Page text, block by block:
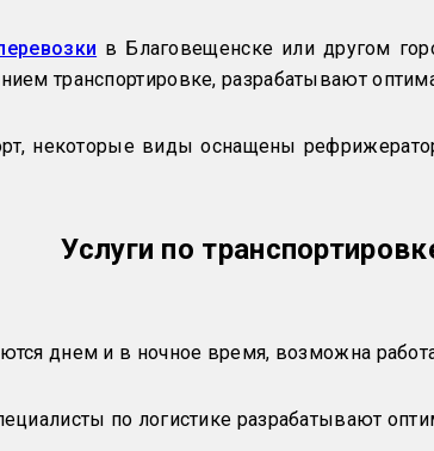
в Благовещенске или другом
транспортировке, разрабатывают
некоторые виды оснащены
Услуги по
днем и в ночное время, возможна
по логистике разрабатывают